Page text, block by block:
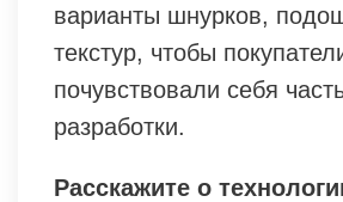
варианты шнурков,
текстур, чтобы
почувствовали себя
разработки.
Расскажите о